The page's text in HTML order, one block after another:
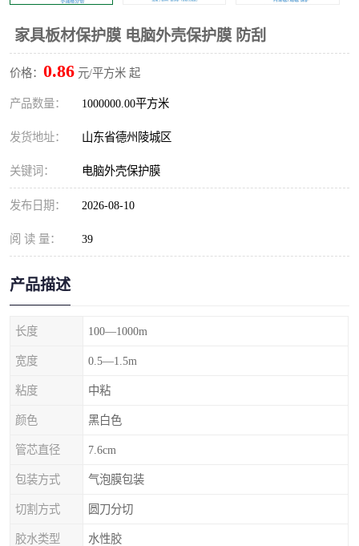
家具板材保护膜 电脑外壳保护膜 防刮
价格： 0.86 元/平方米 起
产品数量： 1000000.00平方米
发货地址： 山东省德州陵城区
关键词： 电脑外壳保护膜
发布日期： 2026-08-10
阅 读 量： 39
产品描述
长度 100—1000m
宽度 0.5—1.5m
粘度 中粘
颜色 黑白色
管芯直径 7.6cm
包装方式 气泡膜包装
切割方式 圆刀分切
胶水类型 水性胶